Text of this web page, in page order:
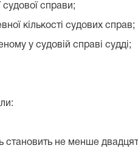
судової справи;
кількості судових справ;
у судовій справі судді;
становить не менше